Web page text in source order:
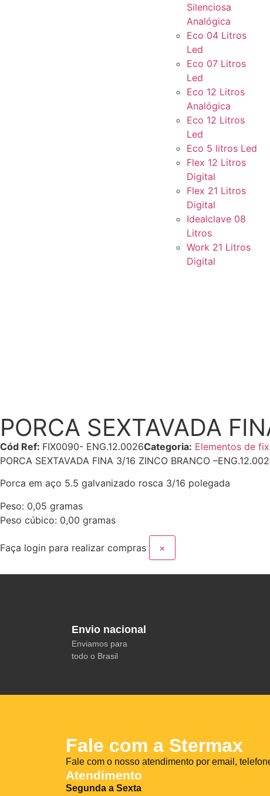
Silenciosa
Analógica
Eco 04 Litros
Led
Eco 07 Litros
Led
Eco 12 Litros
Analógica
Eco 12 Litros
Led
Eco 5 litros Led
Flex 12 Litros
Digital
Flex 21 Litros
Digital
Idealclave 08
Litros
Work 21 Litros
Digital
PORCA SEXTAVADA
PORCA SEXTAVADA
Cód Ref: FIX0090- ENG.12.0026Categoria: Elementos de
PORCA SEXTAVADA FINA 3/16 ZINCO BRANCO –
Porca em aço 5.5 galvanizado rosca 3/16 polegada
Peso: 0,05 gramas
Peso cúbico: 0,00 gramas
Faça login para realizar compras ×
Envio nacional
Enviamos para
todo o Brasil
Fale com a Stermax
Fale com o nosso atendimento por email,
Atendimento
Segunda a Sexta